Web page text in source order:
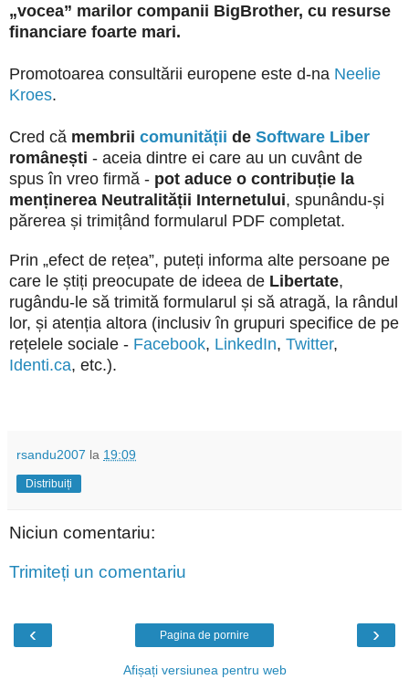
„vocea” marilor companii BigBrother, cu resurse
financiare foarte mari.
Promotoarea consultării europene este d-na Neelie
Kroes.
Cred că membrii comunității de Software Liber
românești - aceia dintre ei care au un cuvânt de
spus în vreo firmă - pot aduce o contribuție la
menținerea Neutralității Internetului, spunându-și
părerea și trimițând formularul PDF completat.
Prin „efect de rețea”, puteți informa alte persoane pe
care le știți preocupate de ideea de Libertate,
rugându-le să trimită formularul și să atragă, la rândul
lor, și atenția altora (inclusiv în grupuri specifice de pe
rețelele sociale - Facebook, LinkedIn, Twitter,
Identi.ca, etc.).
rsandu2007 la 19:09
Distribuiți
Niciun comentariu:
Trimiteți un comentariu
‹ ›
Pagina de pornire
Afișați versiunea pentru web